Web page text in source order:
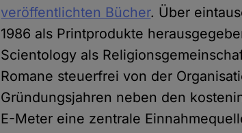
veröffentlichten Bücher. Über
1986 als Printprodukte
Scientology als
Romane steuerfrei von der
Gründungsjahren neben den
E-Meter eine zentrale